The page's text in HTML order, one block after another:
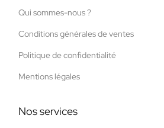
Qui sommes-nous ?
Conditions générales de ventes
Politique de confidentialité
Mentions légales
Nos services